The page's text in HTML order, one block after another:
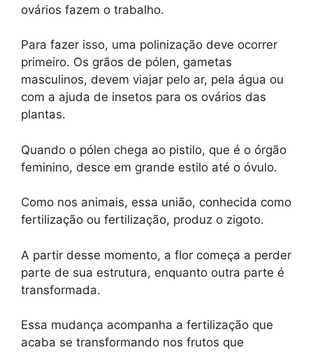
ovários fazem o trabalho.
Para fazer isso, uma polinização deve ocorrer
primeiro. Os grãos de pólen, gametas
masculinos, devem viajar pelo ar, pela água ou
com a ajuda de insetos para os ovários das
plantas.
Quando o pólen chega ao pistilo, que é o órgão
feminino, desce em grande estilo até o óvulo.
Como nos animais, essa união, conhecida como
fertilização ou fertilização, produz o zigoto.
A partir desse momento, a flor começa a perder
parte de sua estrutura, enquanto outra parte é
transformada.
Essa mudança acompanha a fertilização que
acaba se transformando nos frutos que